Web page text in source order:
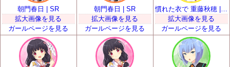
朝門春日 | SR
拡大画像を見る
ガールページを見る
朝門春日 | SR
拡大画像を見る
ガールページを見る
慣れた衣で 重藤秋穂 | SR
拡大画像を見る
ガールページを見る